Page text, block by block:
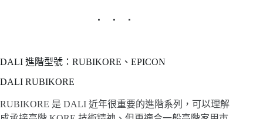
DALI 進階型號：RUBIKORE、EPICON
DALI RUBIKORE
RUBIKORE 是 DALI 近年很重要的進階系列，可以理解